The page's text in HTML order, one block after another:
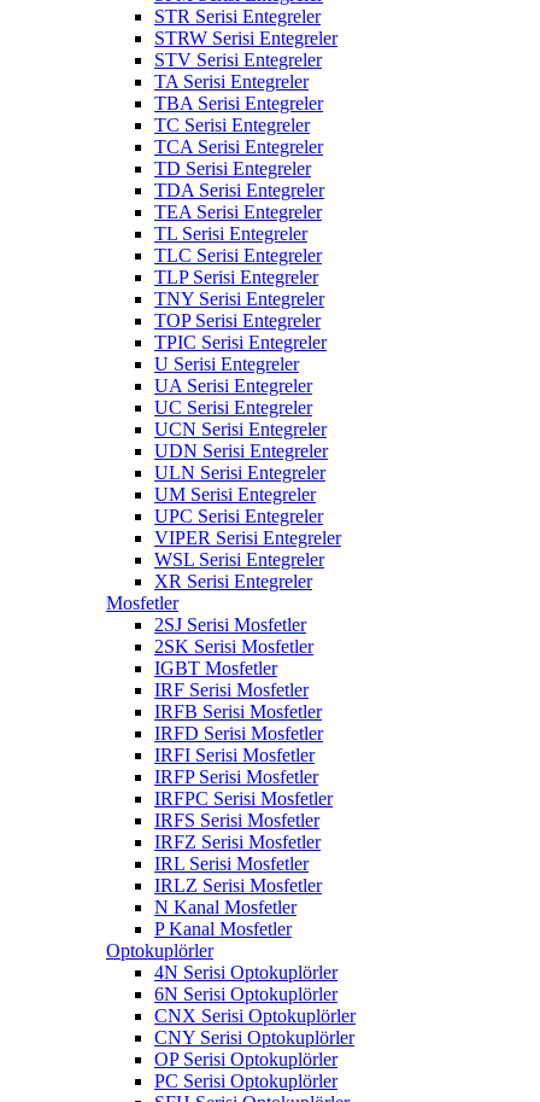
STR Serisi Entegreler
STRW Serisi Entegreler
STV Serisi Entegreler
TA Serisi Entegreler
TBA Serisi Entegreler
TC Serisi Entegreler
TCA Serisi Entegreler
TD Serisi Entegreler
TDA Serisi Entegreler
TEA Serisi Entegreler
TL Serisi Entegreler
TLC Serisi Entegreler
TLP Serisi Entegreler
TNY Serisi Entegreler
TOP Serisi Entegreler
TPIC Serisi Entegreler
U Serisi Entegreler
UA Serisi Entegreler
UC Serisi Entegreler
UCN Serisi Entegreler
UDN Serisi Entegreler
ULN Serisi Entegreler
UM Serisi Entegreler
UPC Serisi Entegreler
VIPER Serisi Entegreler
WSL Serisi Entegreler
XR Serisi Entegreler
Mosfetler
2SJ Serisi Mosfetler
2SK Serisi Mosfetler
IGBT Mosfetler
IRF Serisi Mosfetler
IRFB Serisi Mosfetler
IRFD Serisi Mosfetler
IRFI Serisi Mosfetler
IRFP Serisi Mosfetler
IRFPC Serisi Mosfetler
IRFS Serisi Mosfetler
IRFZ Serisi Mosfetler
IRL Serisi Mosfetler
IRLZ Serisi Mosfetler
N Kanal Mosfetler
P Kanal Mosfetler
Optokuplörler
4N Serisi Optokuplörler
6N Serisi Optokuplörler
CNX Serisi Optokuplörler
CNY Serisi Optokuplörler
OP Serisi Optokuplörler
PC Serisi Optokuplörler